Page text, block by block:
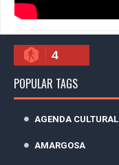
4
POPULAR TAGS
AGENDA CULTURAL
AMARGOSA